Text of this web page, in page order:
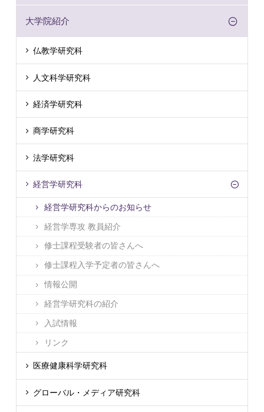
大学院紹介
仏教学研究科
人文科学研究科
経済学研究科
商学研究科
法学研究科
経営学研究科
経営学研究科からのお知らせ
経営学専攻 教員紹介
修士課程受験者の皆さんへ
修士課程入学予定者の皆さんへ
情報公開
経営学研究科の紹介
入試情報
リンク
医療健康科学研究科
グローバル・メディア研究科